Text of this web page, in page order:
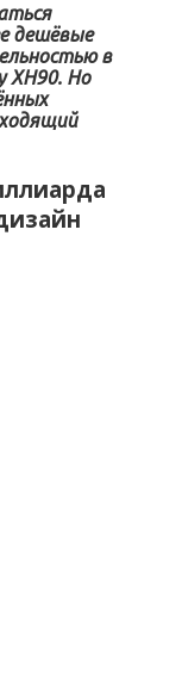
дешёвые
в
XH90. Но